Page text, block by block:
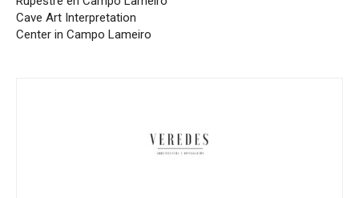
Cave Art Interpretation
Center in Campo Lameiro